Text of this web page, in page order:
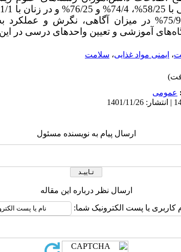
های آموزشی و تعیین واحدهای درسی در
، ایمنی مواد غذایی، سلامت
عمومى
ارسال پیام به نویسنده مسئول
ارسال نظر درباره این مقاله
کاربری یا پست الکترونیک شما: